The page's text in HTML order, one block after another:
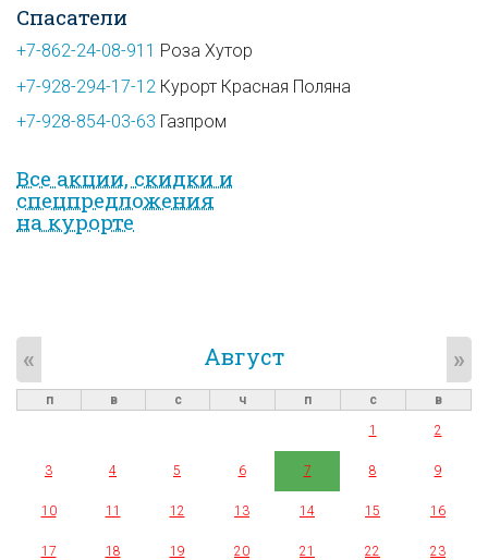
Спасатели
+7-862-24-08-911 Роза Хутор
+7-928-294-17-12 Курорт Красная Поляна
+7-928-854-03-63 Газпром
Все акции, скидки и
спец­предложе­ния
на курорте
Август
« »
п в с ч п с
в
1
2
3 4 5 6 7 8 9
10 11 12 13 14 15 16
17 18 19 20 21 22 23